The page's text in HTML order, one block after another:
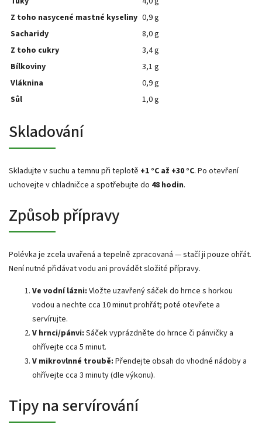
Z toho nasycené mastné kyseliny 0,9 g
Sacharidy
8,0 g
Z toho cukry
3,4 g
Bílkoviny
3,1 g
Vláknina
0,9 g
Sůl
1,0 g
Skladování
Skladujte v suchu a temnu při teplotě +1 °C až +30 °C. Po otevření
uchovejte v chladničce a spotřebujte do 48 hodin.
Způsob přípravy
Polévka je zcela uvařená a tepelně zpracovaná — stačí ji pouze ohřát.
Není nutné přidávat vodu ani provádět složité přípravy.
Ve vodní lázni: Vložte uzavřený sáček do hrnce s horkou
vodou a nechte cca 10 minut prohřát; poté otevřete a
servírujte.
V hrnci/pánvi: Sáček vyprázdněte do hrnce či pánvičky a
ohřívejte cca 5 minut.
V mikrovlnné troubě: Přendejte obsah do vhodné nádoby a
ohřívejte cca 3 minuty (dle výkonu).
Tipy na servírování